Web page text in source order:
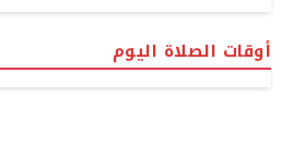
أوقات الصلاة اليوم